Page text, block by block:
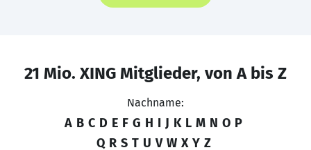
21 Mio. XING Mitglieder, von A bis Z
Nachname:
A B C D E F G H I J K L M N O P
Q R S T U V W X Y Z